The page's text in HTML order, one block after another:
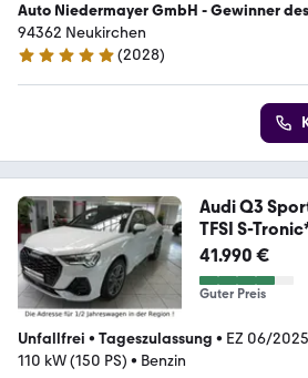
Auto Niedermayer GmbH - Gewinner des
Gebrauchtwagen Awards 2025
94362 Neukirchen
4.9 Sterne
(2028)
Audi Q3
TFSI S-
41.990 €
Guter Preis
Unfallfrei • Tageszulassung • EZ 06/2025
110 kW (150 PS) • Benzin